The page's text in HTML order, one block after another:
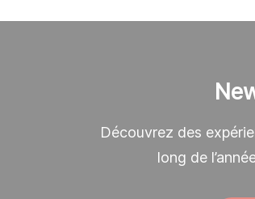
Découvrez des
long de